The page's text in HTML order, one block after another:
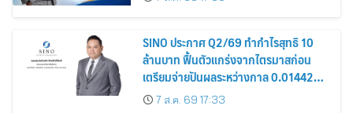
หุ้น
SINO ประกาศ Q2/69 ทำกำไรสุทธิ 10
ล้านบาท ฟื้นตัวแกร่งจากไตรมาสก่อน
เตรียมจ่ายปันผลระหว่างกาล 0.014423
บาทต่อหุ้น ครึ่งปีหลังมุ่งเติบโตต่อเนื่อง
7 ส.ค. 69 17:33